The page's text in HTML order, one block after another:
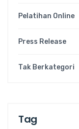
Pelatihan Online
Press Release
Tak Berkategori
Tag